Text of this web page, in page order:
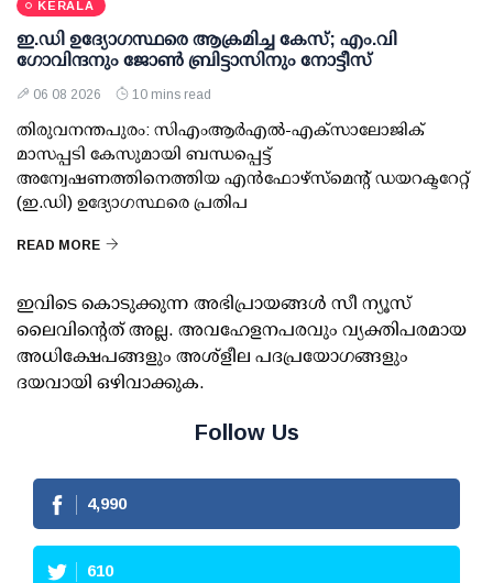
KERALA
ഇ.ഡി ഉദ്യോഗസ്ഥരെ ആക്രമിച്ച കേസ്; എം.വി
ഗോവിന്ദനും ജോണ്‍ ബ്രിട്ടാസിനും നോട്ടീസ്
06 08 2026 10 mins read
തിരുവനന്തപുരം: സിഎംആര്‍എല്‍-എക്‌സാലോജിക്
മാസപ്പടി കേസുമായി ബന്ധപ്പെട്ട്
അന്വേഷണത്തിനെത്തിയ എന്‍ഫോഴ്സ്മെന്റ് ഡയറക്ടറേറ്റ്
(ഇ.ഡി) ഉദ്യോഗസ്ഥരെ പ്രതിപ
READ MORE
ഇവിടെ കൊടുക്കുന്ന അഭിപ്രായങ്ങള്‍ സീ ന്യൂസ്
ലൈവിന്റെത് അല്ല. അവഹേളനപരവും വ്യക്തിപരമായ
അധിക്ഷേപങ്ങളും അശ്‌ളീല പദപ്രയോഗങ്ങളും
ദയവായി ഒഴിവാക്കുക.
Follow Us
4,990
610